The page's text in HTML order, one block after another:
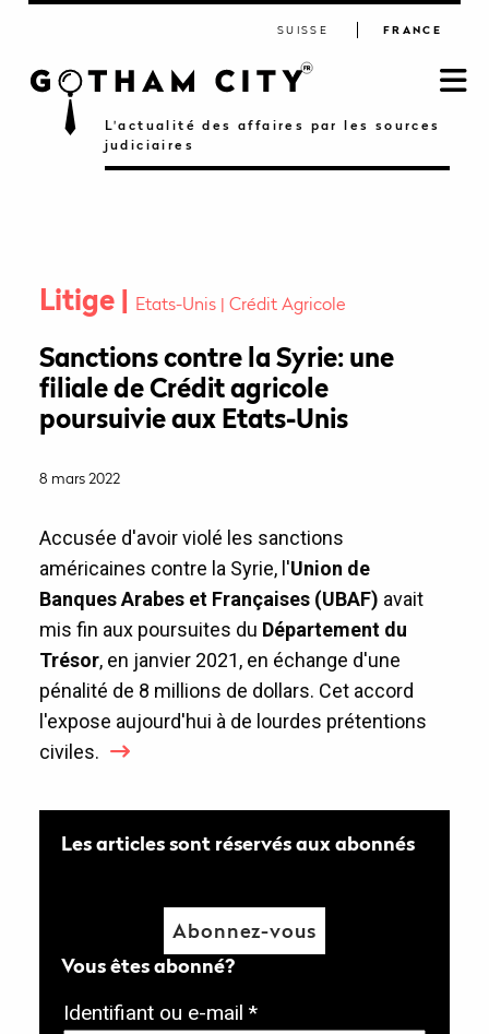
L'actualité des affaires par les sources
judiciaires
SUISSE FRANCE
Litige Etats-Unis Crédit Agricole
Sanctions contre la Syrie: une
filiale de Crédit agricole
poursuivie aux Etats-Unis
8 mars 2022
Accusée d'avoir violé les sanctions
américaines contre la Syrie, l'Union de
Banques Arabes et Françaises (UBAF) avait
mis fin aux poursuites du Département du
Trésor, en janvier 2021, en échange d'une
pénalité de 8 millions de dollars. Cet accord
l'expose aujourd'hui à de lourdes prétentions
civiles.
Les articles sont réservés aux abonnés
Abonnez-vous
Vous êtes abonné?
Identifiant ou e-mail *O